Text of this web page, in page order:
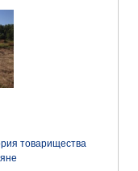
товарищества